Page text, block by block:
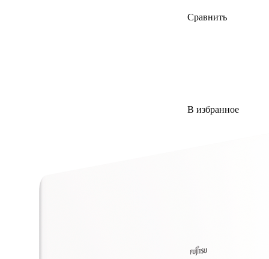
Сравнить
В избранное